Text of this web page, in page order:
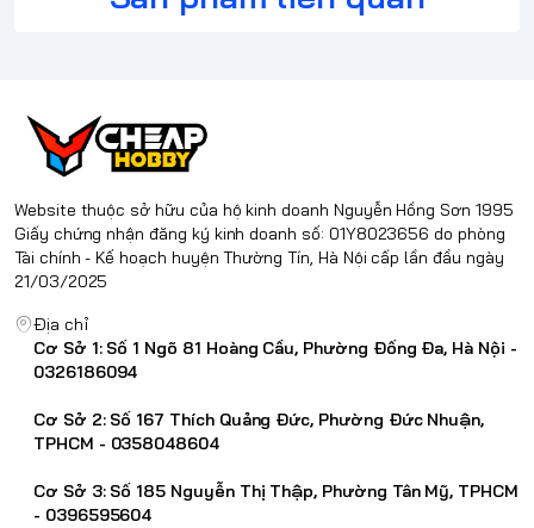
Gundam – Gunpla (Mô hình người máy)
Perfect Grade (PG) 1/60 ~30 cm
Mega Size Model 1/48 ~38 cm
PokePla Quick!! ~7–8 cm Dễ lắp, ít part, không cần dụng cụ
PokePla Standard ~10–13 cm Dòng phổ biến, chi tiết trung bình
PokePla Action / DX ~13–15 cm Có khớp cử động, pose tư thế
PokePla BIG / Deluxe ~15–18 cm, có mẫu >20 cm Mẫu lớn, nhiều
chi tiết (Lugia, Gyarados...)
🛒 #CheapHobby cam kết mang đến trải nghiệm tốt nhất cho
khách hàng yêu thích mô hình Gundam chính hãng!
#rg_gundam #hg_gundam #sd_gundam #mohinhgundam
#dochoinhatban #dochoilaprap #mohinhanime
Website thuộc sở hữu của hộ kinh doanh Nguyễn Hồng Sơn 1995
Giấy chứng nhận đăng ký kinh doanh số: 01Y8023656 do phòng
Tài chính - Kế hoạch huyện Thường Tín, Hà Nội cấp lần đầu ngày
21/03/2025
Địa chỉ
Cơ Sở 1: Số 1 Ngõ 81 Hoàng Cầu, Phường Đống Đa, Hà Nội -
0326186094
Cơ Sở 2: Số 167 Thích Quảng Đức, Phường Đức Nhuận,
TPHCM - 0358048604
Cơ Sở 3: Số 185 Nguyễn Thị Thập, Phường Tân Mỹ, TPHCM
- 0396595604